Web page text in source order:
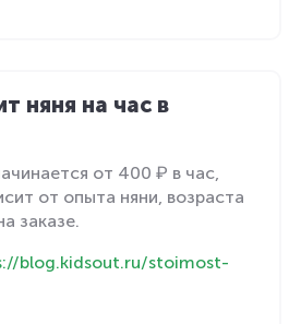
няня на час в
от 400 ₽ в час,
от опыта няни, возраста
заказе.
blog.kidsout.ru/stoimost-